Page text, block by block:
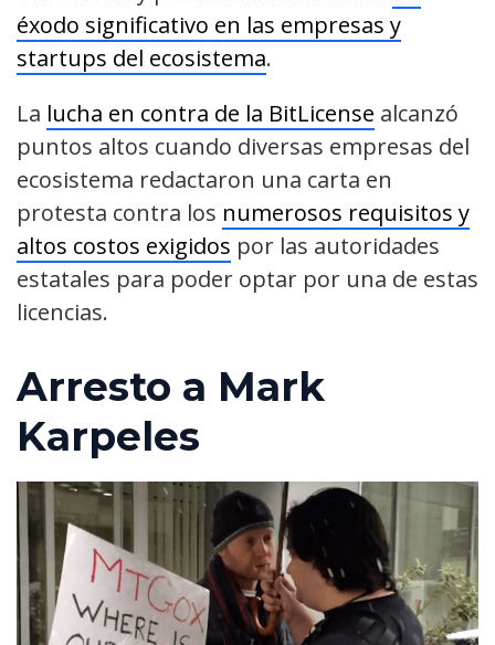
éxodo significativo en las empresas y
startups del ecosistema.
La lucha en contra de la BitLicense alcanzó
puntos altos cuando diversas empresas del
ecosistema redactaron una carta en
protesta contra los numerosos requisitos y
altos costos exigidos por las autoridades
estatales para poder optar por una de estas
licencias.
Arresto a Mark
Karpeles